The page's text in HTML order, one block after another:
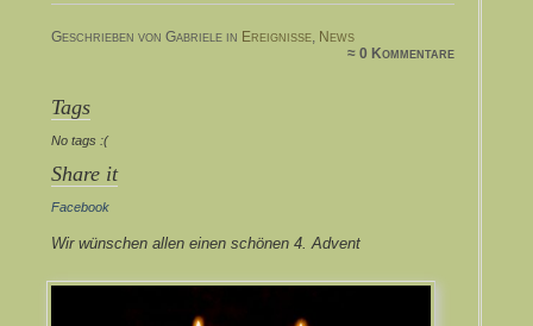
Geschrieben von Gabriele in Ereignisse, News
≈ 0 Kommentare
Tags
No tags :(
Share it
Facebook
Wir wünschen allen einen schönen 4. Advent